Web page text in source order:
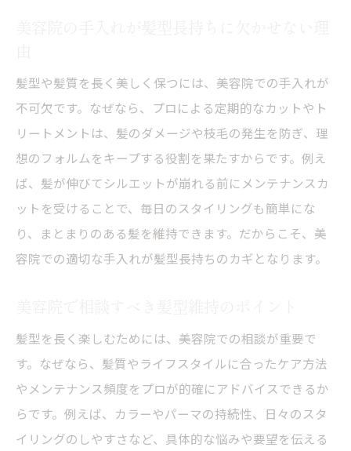
髪型や髪質を長く美しく保つには、美容院での手入れが
不可欠です。なぜなら、プロによる定期的なカットやト
リートメントは、髪のダメージや枝毛の発生を防ぎ、理
想のフォルムをキープする役割を果たすからです。例え
ば、髪が伸びてシルエットが崩れる前にメンテナンスカ
ットを受けることで、毎日のスタイリングも簡単にな
り、まとまりのある髪を維持できます。だからこそ、美
容院での適切な手入れが髪型長持ちのカギとなります。
髪型を長く楽しむためには、美容院での相談が重要で
す。なぜなら、髪質やライフスタイルに合ったケア方法
やメンテナンス頻度をプロが的確にアドバイスできるか
らです。例えば、カラーやパーマの持続性、日々のスタ
イリングのしやすさなど、具体的な悩みや要望を伝える